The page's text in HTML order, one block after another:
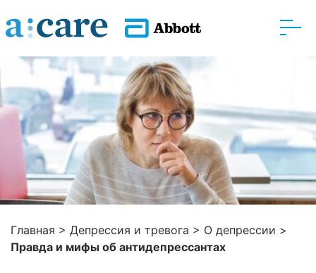
Главная > Депрессия и тревога > О депрессии >
Правда и мифы об антидепрессантах